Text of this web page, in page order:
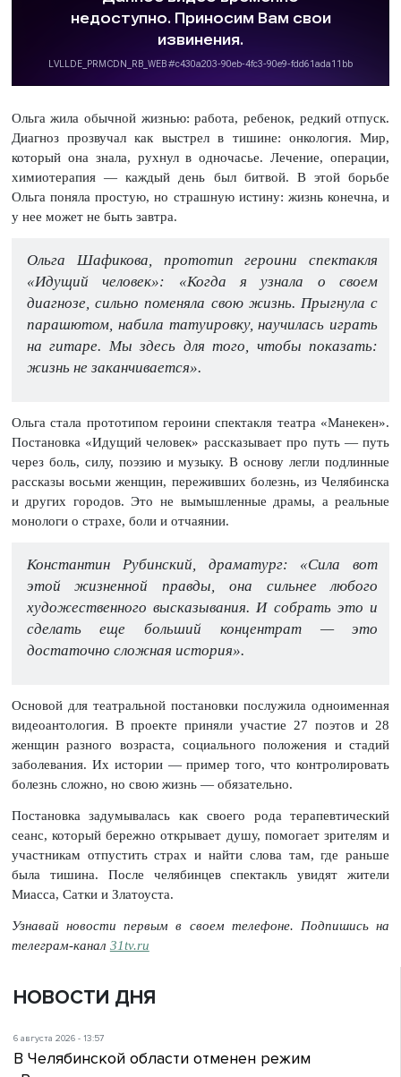
Ольга жила обычной жизнью: работа, ребенок, редкий отпуск.
Диагноз прозвучал как выстрел в тишине: онкология. Мир,
который она знала, рухнул в одночасье. Лечение, операции,
химиотерапия — каждый день был битвой. В этой борьбе
Ольга поняла простую, но страшную истину: жизнь конечна, и
у нее может не быть завтра.
Ольга Шафикова, прототип героини спектакля
«Идущий человек»: «Когда я узнала о своем
диагнозе, сильно поменяла свою жизнь. Прыгнула с
парашютом, набила татуировку, научилась играть
на гитаре. Мы здесь для того, чтобы показать:
жизнь не заканчивается».
Ольга стала прототипом героини спектакля театра «Манекен».
Постановка «Идущий человек» рассказывает про путь — путь
через боль, силу, поэзию и музыку. В основу легли подлинные
рассказы восьми женщин, переживших болезнь, из Челябинска
и других городов. Это не вымышленные драмы, а реальные
монологи о страхе, боли и отчаянии.
Константин Рубинский, драматург: «Сила вот
этой жизненной правды, она сильнее любого
художественного высказывания. И собрать это и
сделать еще больший концентрат — это
достаточно сложная история».
Основой для театральной постановки послужила одноименная
видеоантология. В проекте приняли участие 27 поэтов и 28
женщин разного возраста, социального положения и стадий
заболевания. Их истории — пример того, что контролировать
болезнь сложно, но свою жизнь — обязательно.
Постановка задумывалась как своего рода терапевтический
сеанс, который бережно открывает душу, помогает зрителям и
участникам отпустить страх и найти слова там, где раньше
была тишина. После челябинцев спектакль увидят жители
Миасса, Сатки и Златоуста.
Узнавай новости первым в своем телефоне. Подпишись на
телеграм-канал 31tv.ru
НОВОСТИ ДНЯ
6 августа 2026 - 13:57
В Челябинской области отменен режим